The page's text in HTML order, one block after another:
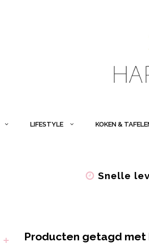
LIFESTYLE KOKEN &
Snelle
Producten getagd